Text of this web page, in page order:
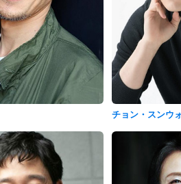
チョン・スンウ